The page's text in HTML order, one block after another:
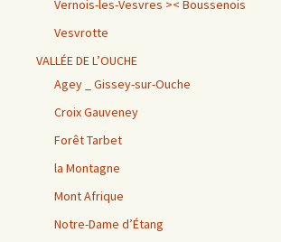
Vernois-les-Vesvres >< Boussenois
Vesvrotte
VALLÉE DE L’OUCHE
Agey _ Gissey-sur-Ouche
Croix Gauveney
Forêt Tarbet
la Montagne
Mont Afrique
Notre-Dame d’Étang